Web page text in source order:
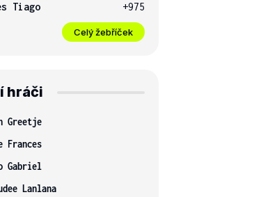
Tiago
+975
Celý žebříček
hráči
Greetje
Frances
Gabriel
Lanlana